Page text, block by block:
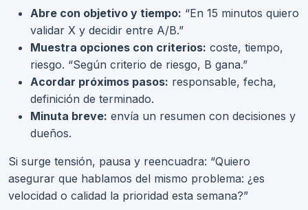
Abre con objetivo y tiempo: “En 15 minutos quiero
validar X y decidir entre A/B.”
Muestra opciones con criterios: coste, tiempo,
riesgo. “Según criterio de riesgo, B gana.”
Acordar próximos pasos: responsable, fecha,
definición de terminado.
Minuta breve: envía un resumen con decisiones y
dueños.
Si surge tensión, pausa y reencuadra: “Quiero
asegurar que hablamos del mismo problema: ¿es
velocidad o calidad la prioridad esta semana?”